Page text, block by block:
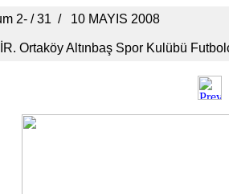
2- / 31 / 10 MAYIS 2008
Ortaköy Altınbaş Spor Kulübü